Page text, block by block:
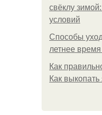
свёклу
условий
Способы
летнее время
Как
Как